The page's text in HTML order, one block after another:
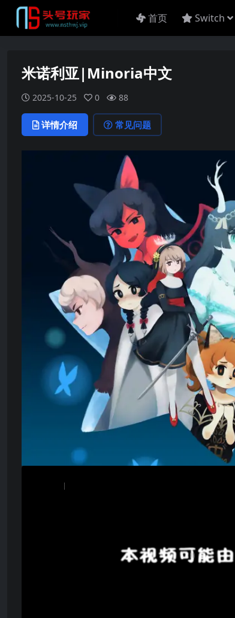
首页 Switch
米诺利亚|Minoria中文
2025-10-25 0 88
详情介绍 常见问题